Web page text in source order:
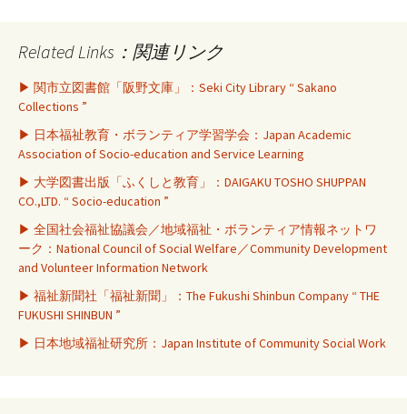
Related Links：関連リンク
▶ 関市立図書館「阪野文庫」：Seki City Library “ Sakano
Collections ”
▶ 日本福祉教育・ボランティア学習学会：Japan Academic
Association of Socio-education and Service Learning
▶ 大学図書出版「ふくしと教育」：DAIGAKU TOSHO SHUPPAN
CO.,LTD. “ Socio-education ”
▶ 全国社会福祉協議会／地域福祉・ボランティア情報ネットワ
ーク：National Council of Social Welfare／Community Development
and Volunteer Information Network
▶ 福祉新聞社「福祉新聞」：The Fukushi Shinbun Company “ THE
FUKUSHI SHINBUN ”
▶ 日本地域福祉研究所：Japan Institute of Community Social Work